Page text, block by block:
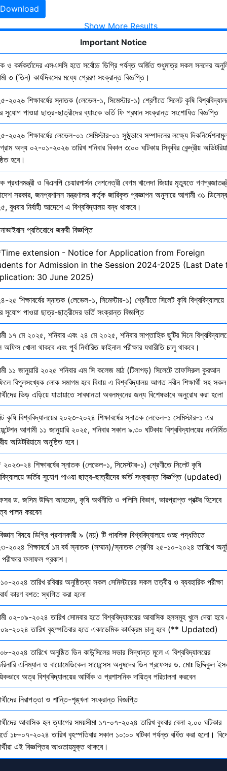
Show More Results
Download
Important Notice
ও কর্মকর্তাদের এসএসসি হতে সর্বোচ্চ ডিগ্রি পর্যন্ত অর্জিত শুধুমাত্র সকল সনদের
৩ (তিন) কার্যদিবসের মধ্যে প্রেরণ সংক্রান্ত বিজ্ঞপ্তি।
২০২৬ শিক্ষাবর্ষের স্নাতক (লেভেল-১, সিমেস্টার-১) শ্রেণীতে সিলেট কৃষি
সুযোগ পাওয়া ছাত্র-ছাত্রীদের ব্যাংকে ভর্তি ফি প্রধান সংক্রান্ত সংশোধিত বিজ্ঞপ্তি
২০২৬ শিক্ষাবর্ষের লেভেল-০১ সেমিস্টার-০১ সুষ্ঠুভাবে সম্পাদনের লক্ষ্যে
অদ্য ০২-০১-২০২৬ তারিখ শনিবার বিকাল ৩:০০ ঘটিকায় সিকৃবির কেন্দ্রীয়
হবে।
প্রধানমন্ত্রী ও বিএনপি চেয়ারপার্সন দেশনেত্রী বেগম খালেদা জিয়ার মৃত্যুতে
সরকার, জনপ্রশাসন মন্ত্রণালয় কর্তৃক জারিকৃত প্রজ্ঞাপন অনুসারে আগামী ৩১
বুধবার নির্বাহী আদেশে এ বিশ্ববিদ্যালয় বন্ধ থাকবে।
প্রতিরোধে জরুরী বিজ্ঞপ্তি
extension - Notice for Application from Foreign
for Admission in the Session 2024-2025 (Last Date
30 June 2025)
২৫ শিক্ষাবর্ষের স্নাতক (লেভেল-১, সিমেস্টার-১) শ্রেণীতে সিলেট কৃষি বিশ্ববিদ্যালয়ে
সুযোগ পাওয়া ছাত্র-ছাত্রীদের ভর্তি সংক্রান্ত বিজ্ঞপ্তি
১৭ মে ২০২৫, শনিবার এবং ২৪ মে ২০২৫, শনিবার সাপ্তাহিক ছুটির দিনে
খোলা থাকবে এবং পূর্ব নির্ধারিত ফাইনাল পরীক্ষার যথারীতি চালু থাকবে।
১১ জানুয়ারি ২০২৫ শনিবার এম সি কলেজ মাঠ (টিলাগড়) সিলেটে তাফসিরুল কুরআন
বিপুলসংখ্যক লোক সমাগম হবে বিধায় এ বিশ্ববিদ্যালয় আগত নবীন শিক্ষার্থী সহ সকল
ভিড় এড়িয়ে যাতায়াতে সাবধানতা অবলম্বনের জন্য বিশেষভাবে অনুরোধ করা হলো
কৃষি বিশ্ববিদ্যালয়ের ২০২৩-২০২৪ শিক্ষাবর্ষের স্নাতক লেভেল-১ সেমিস্টার-১ এর
আগামী ১১ জানুয়ারি ২০২৫, শনিবার সকাল ৯.৩০ ঘটিকায় বিশ্ববিদ্যালয়ের নবনির্মিত
অডিটরিয়ামে অনুষ্ঠিত হবে।
২৪ শিক্ষাবর্ষের স্নাতক (লেভেল-১, সিমেস্টার-১) শ্রেণীতে সিলেট কৃষি
ভর্তির সুযোগ পাওয়া ছাত্র-ছাত্রীদের ভর্তি সংক্রান্ত বিজ্ঞপ্তি (updated)
ড. জসিম উদ্দিন আহমেদ, কৃষি অর্থনীতি ও পলিসি বিভাগ, ভারপ্রাপ্ত প্রক্টর হিসেবে
পালন করবেন
বিষয়ে ডিগ্রি প্রদানকারী ৯ (নয়) টি পাবলিক বিশ্ববিদ্যালয়ে গুচ্ছ পদ্ধতিতে
২০২৪ শিক্ষাবর্ষে ১ম বর্ষ স্নাতক (সম্মান)/স্নাতক শ্রেণির ২৫-১০-২০২৪ তারিখে
পরীক্ষার ফলাফল প্রকাশ।
২০২৪ তারিখ রবিবার অনুষ্ঠিতব্য সকল সেমিস্টারের সকল তত্বীয় ও ব্যবহারিক পরীক্ষা
কারণ বশত: স্থগিত করা হলো
০২-০৯-২০২৪ তারিখ সোমবার হতে বিশ্ববিদ্যালয়ের আবাসিক হলসমূহ খুলে দেয়া হবে
২০২৪ তারিখ বৃহস্পতিবার হতে একাডেমিক কার্যক্রম চালু হবে (** Updated)
২০২৪ তারিখে অনুষ্ঠিত ডিন কাউন্সিলের সভার সিদ্ধান্ত মূলে এ বিশ্ববিদ্যালয়ের
এনিম্যাল ও বায়োমেডিকেল সায়েন্সেস অনুষদের ডিন প্রফেসর ড. মোঃ ছিদ্দিকুল
অত্র বিশ্ববিদ্যালয়ের আর্থিক ও প্রশাসনিক দায়িত্ব পরিচালনা করবেন
নিরাপত্তা ও শান্তি-শৃঙ্খলা সংক্রান্ত বিজ্ঞপ্তি
আবাসিক হল ত্যাগের সময়সীমা ১৭-০৭-২০২৪ তারিখ বুধবার বেলা ২.০০ ঘটিকার
১৮-০৭-২০২৪ তারিখ বৃহস্পতিবার সকাল ১০:০০ ঘটিকা পর্যন্ত বর্ধিত করা হলো।
এই বিজ্ঞপ্তির আওতায়মুক্ত থাকবে।